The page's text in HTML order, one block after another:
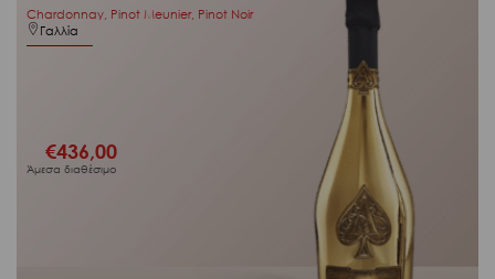
Chardonnay, Pinot Meunier, Pinot Noir
Γαλλία
€436,00
Άμεσα διαθέσιμο